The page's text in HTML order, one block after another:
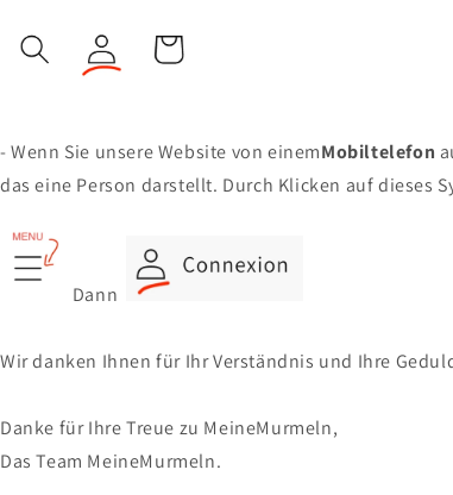
- Wenn Sie unsere Website von einemMobiltelefon
das eine Person darstellt. Durch Klicken auf dieses
Dann
Wir danken Ihnen für Ihr Verständnis und Ihre
Danke für Ihre Treue zu MeineMurmeln,
Das Team MeineMurmeln.